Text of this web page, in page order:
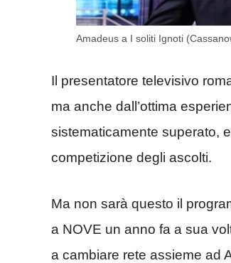
Amadeus a I soliti Ignoti
Il presentatore televisivo
ma anche dall’ottima
sistematicamente superato,
competizione degli ascolti.
Ma non sarà questo il
a NOVE un anno fa a sua
a cambiare rete assieme ad